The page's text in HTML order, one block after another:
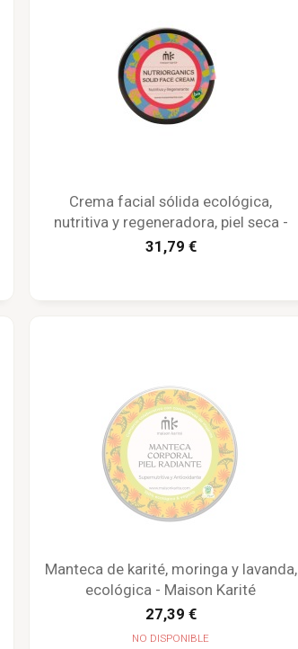
Crema facial sólida ecológica,
nutritiva y regeneradora, piel seca -
Maison Karité
31,79 €
Manteca de karité, moringa y lavanda,
ecológica - Maison Karité
27,39 €
NO DISPONIBLE